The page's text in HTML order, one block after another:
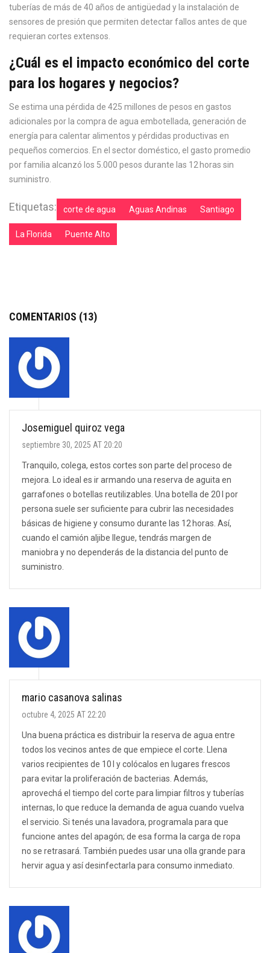
tuberías de más de 40 años de antigüedad y la instalación de
sensores de presión que permiten detectar fallos antes de que
requieran cortes extensos.
¿Cuál es el impacto económico del corte
para los hogares y negocios?
Se estima una pérdida de 425 millones de pesos en gastos
adicionales por la compra de agua embotellada, generación de
energía para calentar alimentos y pérdidas productivas en
pequeños comercios. En el sector doméstico, el gasto promedio
por familia alcanzó los 5.000 pesos durante las 12 horas sin
suministro.
Etiquetas: corte de agua Aguas Andinas Santiago
La Florida Puente Alto
COMENTARIOS (13)
Josemiguel quiroz vega
septiembre 30, 2025 AT 20:20
Tranquilo, colega, estos cortes son parte del proceso de
mejora. Lo ideal es ir armando una reserva de aguita en
garrafones o botellas reutilizables. Una botella de 20 l por
persona suele ser suficiente para cubrir las necesidades
básicas de higiene y consumo durante las 12 horas. Así,
cuando el camión aljibe llegue, tendrás margen de
maniobra y no dependerás de la distancia del punto de
suministro.
mario casanova salinas
octubre 4, 2025 AT 22:20
Una buena práctica es distribuir la reserva de agua entre
todos los vecinos antes de que empiece el corte. Llena
varios recipientes de 10 l y colócalos en lugares frescos
para evitar la proliferación de bacterias. Además,
aprovechá el tiempo del corte para limpiar filtros y tuberías
internas, lo que reduce la demanda de agua cuando vuelva
el servicio. Si tenés una lavadora, programala para que
funcione antes del apagón; de esa forma la carga de ropa
no se retrasará. También puedes usar una olla grande para
hervir agua y así desinfectarla para consumo inmediato.